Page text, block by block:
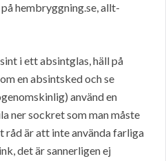
hembryggning.se, allt-
i ett absintglas, häll på
en absintsked och se
använd en
ner sockret som man måste
råd är att inte använda farliga
det är sannerligen ej